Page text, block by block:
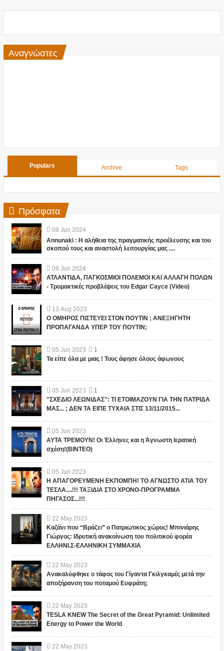
Αναγνώστες
Populars Archive Tags
Πρόσφατα
08 Jun 2024
Annunaki : Η αλήθεια της πραγματικής προέλευσης και του
σκοπού τους και αναστολή λειτουργίας μας ....
08 Jun 2024
ΑΤΛΑΝΤΙΔΑ, ΠΑΓΚΟΣΜΙΟΙ ΠΟΛΕΜΟΙ ΚΑΙ ΑΛΛΑΓΗ ΠΟΛΩΝ
- Τρομακτικές προβλέψεις του Edgar Cayce (Video)
13 Aug 2023
Ο ΟΜΗΡΟΣ ΠΙΣΤΕΥΕΙ ΣΤΟΝ ΠΟΥΤΙΝ ; ΑΝΕΞΗΓΗΤΗ
ΠΡΟΠΑΓΑΝΔΑ ΥΠΕΡ ΤΟΥ ΠΟΥΤΙΝ;
05 Jun 2023
1
Τα είπε όλα με μιας ! Τους άφησε όλους άφωνους
05 Jun 2023
1
"ΣΧΕΔΙΟ ΛΕΩΝΙΔΑΣ": ΤΙ ΕΤΟΙΜΑΖΟΥΝ ΓΙΑ ΤΗΝ ΠΑΤΡΙΔΑ
ΜΑΣ... ; ΔΕΝ ΤΑ ΕΙΠΕ ΤΥΧΑΙΑ ΣΤΙΣ 13/11/2015...
05 Jun 2023
ΑΥΤΑ ΤΡΕΜΟΥΝ! Οι Έλληνες και η Άγνωστη Ιερατική
σχέση!(ΒΙΝΤΕΟ)
05 Jun 2023
Η ΑΠΑΓΟΡΕΥΜΕΝΗ ΕΚΠΟΜΠΗ! ΤΟ ΑΓΝΩΣΤΟ ΑΤΙΑ ΤΟΥ
ΤΕΣΛΑ....!!! ΤΑΞΙΔΙΑ ΣΤΟ ΧΡΟΝΟ-ΠΡΟΓΡΑΜΜΑ
ΠΗΓΑΣΟΣ...!!!
22 May 2023
Καζάνι που “Βράζει” ο Πατριωτικος χώρος! Μπινιάρης
Γιώργος: Ιδρυτική ανακοίνωση του πολιτικού φορέα
ΕΛΛΗΝΙ.Σ-ΕΛΛΗΝΙΚΗ ΣΥΜΜΑΧΙΑ
22 May 2023
Ανακαλύφθηκε ο τάφος του Γίγαντα Γκιλγκαμές μετά την
αποξήρανση του ποταμού Ευφράτη;
22 May 2023
TESLA KNEW The Secret of the Great Pyramid: Unlimited
Energy to Power the World
22 May 2023